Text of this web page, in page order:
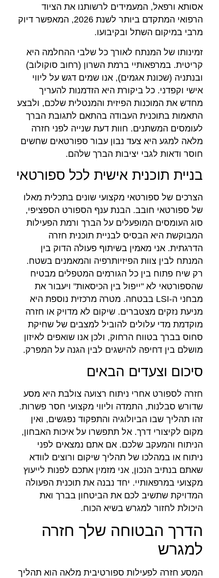
אסותא ורפאל, המעמידים לרשותנו את הציוד
הרפואי המתקדם ביותר לשנת 2026, המאפשר דיוק
מרבי במיקום השתל ובקיבועו.
זמינותו של המנתח לאורך כל שלבי ההחלמה היא
קריטית. במרפאותיי ברמת השרון (רחוב סוקולוב)
ובנתניה (שכונת אגמים), אנו שמים דגש על ליווי
אישי וקפדני. כל ביקורת היא הזדמנות להעריך
מחדש את המוכנות הפיזית והמנטלית שלכם, ולבצע
התאמות בתוכנית העבודה בהתאם לתגובת הברך
לעומסים המשתנים. חוות דעת שנייה לפני חזרה
מלאה למגע היא צעד נבון עבור ספורטאים שחשים
חוסר ודאות לגבי יציבות הברך שלהם.
בניית תוכנית אישית לכל ספורטאי
הצרכים של ספורטאי מקצועי שונים בתכלית מאלו
של ספורטאי חובב. הבנת ענף הספורט הספציפי,
סוג העומסים המופעלים על הברך ורמת הפעילות
המבוקשת היא הבסיס לבניית תוכנית חזרה
הדרגתית. אני מאמין בשיתוף פעולה הדוק בין
המנתח לבין צוות הפיזיותרפיה והמאמנים בשטח.
רק שיח פתוח בין כל הגורמים המטפלים מבטיח
שהספורטאי לא "ייפול בין הכיסאות" ויעבור את
מבחני ה-LSI בבטחה. מטרה מרכזית נוספת היא
מניעת נזקים מצטברים. שיקום לא מדויק או חזרה
מוקדמת מדי עלולים להוביל למצבים של שחיקת
סחוס בברך בטווח הרחוק, ולכן אנו שואפים לאיזון
מושלם בין דחיפה להישגים לבין הגנה על המפרק.
סיכום וצעדים הבאים
חזרה לספורט אחרי ניתוח רצועה צולבת היא מסע
שדורש סבלנות, התמדה וליווי מקצועי חסר פשרות.
זהו תהליך שבו הביולוגיה והתפקוד נפגשים, ואין
מקום לקיצורי דרך. אל תתפשרו על איכות האבחון,
הניתוח והמעקב שלכם. אם אתם נמצאים לפני
ניתוח או במהלכו של תהליך שיקום ורוצים לוודא
שאתם בנתיב הנכון, אני מזמין אתכם לפנות לייעוץ
מקצועי במרפאותיי. יחד נבנה את תוכנית הפעולה
המדויקת שתשיב לכם את הביטחון בברך ואת
היכולת לחזור למגרש בשיא הכוח.
הדרך הבטוחה שלך חזרה
למגרש
המסע חזרה לפעילות ספורטיבית מלאה הוא תהליך